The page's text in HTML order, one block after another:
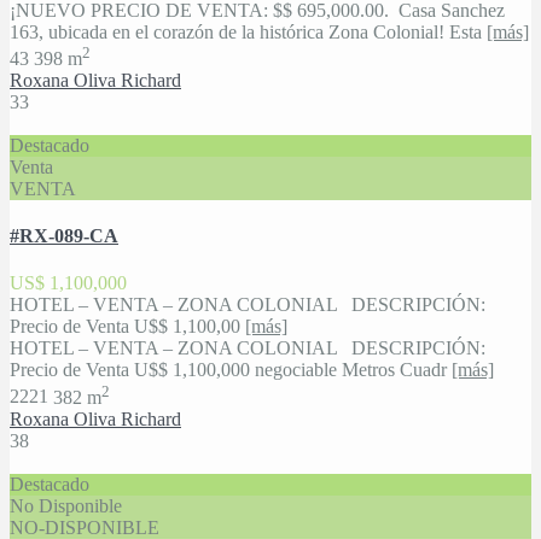
¡NUEVO PRECIO DE VENTA: $$ 695,000.00. Casa Sanchez
163, ubicada en el corazón de la histórica Zona Colonial! Esta [más]
43 398 m2
Roxana Oliva Richard
33
Destacado
Venta
VENTA
#RX-089-CA
US$ 1,100,000
HOTEL – VENTA – ZONA COLONIAL DESCRIPCIÓN:
Precio de Venta U$$ 1,100,00 [más]
HOTEL – VENTA – ZONA COLONIAL DESCRIPCIÓN:
Precio de Venta U$$ 1,100,000 negociable Metros Cuadr [más]
2221 382 m2
Roxana Oliva Richard
38
Destacado
No Disponible
NO-DISPONIBLE